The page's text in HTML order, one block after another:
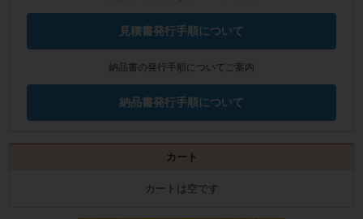
見積書発行手順について
納品書の発行手順についてご案内
納品書発行手順について
カート
カートは空です